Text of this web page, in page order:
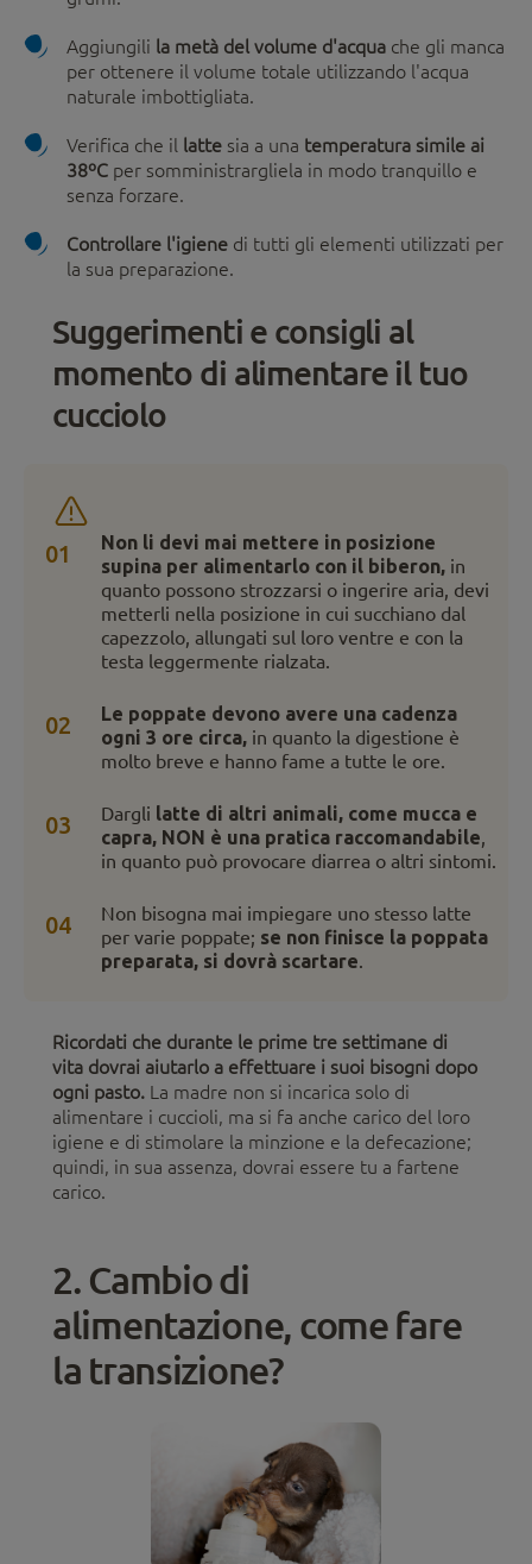
Aggiungili la metà del volume d'acqua che gli manca
per ottenere il volume totale utilizzando l'acqua
naturale imbottigliata.
Verifica che il latte sia a una temperatura simile ai
38ºC per somministrargliela in modo tranquillo e
senza forzare.
Controllare l'igiene di tutti gli elementi utilizzati per
la sua preparazione.
Suggerimenti e consigli al
momento di alimentare il tuo
cucciolo
01
Non li devi mai mettere in posizione
supina per alimentarlo con il biberon, in
quanto possono strozzarsi o ingerire aria, devi
metterli nella posizione in cui succhiano dal
capezzolo, allungati sul loro ventre e con la
testa leggermente rialzata.
02
Le poppate devono avere una cadenza
ogni 3 ore circa, in quanto la digestione è
molto breve e hanno fame a tutte le ore.
03 Dargli latte di altri animali, come mucca e
capra, NON è una pratica raccomandabile,
in quanto può provocare diarrea o altri sintomi.
04
Non bisogna mai impiegare uno stesso latte
per varie poppate; se non finisce la poppata
preparata, si dovrà scartare.
Ricordati che durante le prime tre settimane di
vita dovrai aiutarlo a effettuare i suoi bisogni dopo
ogni pasto. La madre non si incarica solo di
alimentare i cuccioli, ma si fa anche carico del loro
igiene e di stimolare la minzione e la defecazione;
quindi, in sua assenza, dovrai essere tu a fartene
carico.
2. Cambio di
alimentazione, come fare
la transizione?